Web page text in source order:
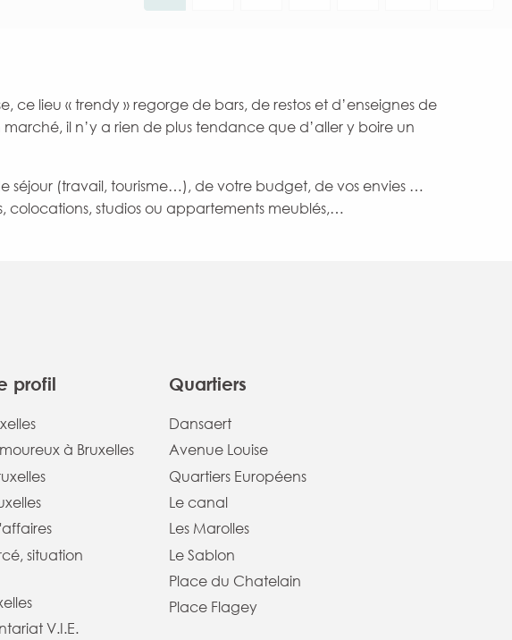
ce lieu « trendy » regorge de bars, de restos et d’enseignes de
il n’y a rien de plus tendance que d’aller y boire un
séjour (travail, tourisme…), de votre budget, de vos envies …
colocations, studios ou appartements meublés,…
profil
à Bruxelles
situation
V.I.E.
Quartiers
Dansaert
Avenue Louise
Quartiers Européens
Le canal
Les Marolles
Le Sablon
Place du Chatelain
Place Flagey